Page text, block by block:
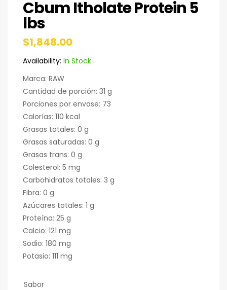
Cbum Itholate Protein 5
lbs
$1,848.00
Availability: In Stock
Marca: RAW
Cantidad de porción: 31 g
Porciones por envase: 73
Calorías: 110 kcal
Grasas totales: 0 g
Grasas saturadas: 0 g
Grasas trans: 0 g
Colesterol: 5 mg
Carbohidratos totales: 3 g
Fibra: 0 g
Azúcares totales: 1 g
Proteína: 25 g
Calcio: 121 mg
Sodio: 180 mg
Potasio: 111 mg
Sabor